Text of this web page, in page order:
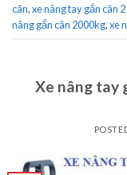
cân,xe nâng tay gắn cân 2
nâng gắn cân 2000kg,xe
Xe nâng tay